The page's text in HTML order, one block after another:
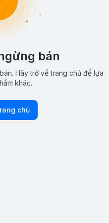
bán
Hãy trở về trang chủ để lựa
khác.
chủ